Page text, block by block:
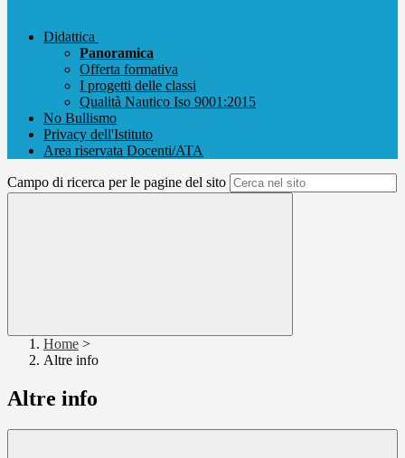
Didattica
Panoramica
Offerta formativa
I progetti delle classi
Qualità Nautico Iso 9001:2015
No Bullismo
Privacy dell'Istituto
Area riservata Docenti/ATA
Campo di ricerca per le pagine del sito
Home >
Altre info
Altre info